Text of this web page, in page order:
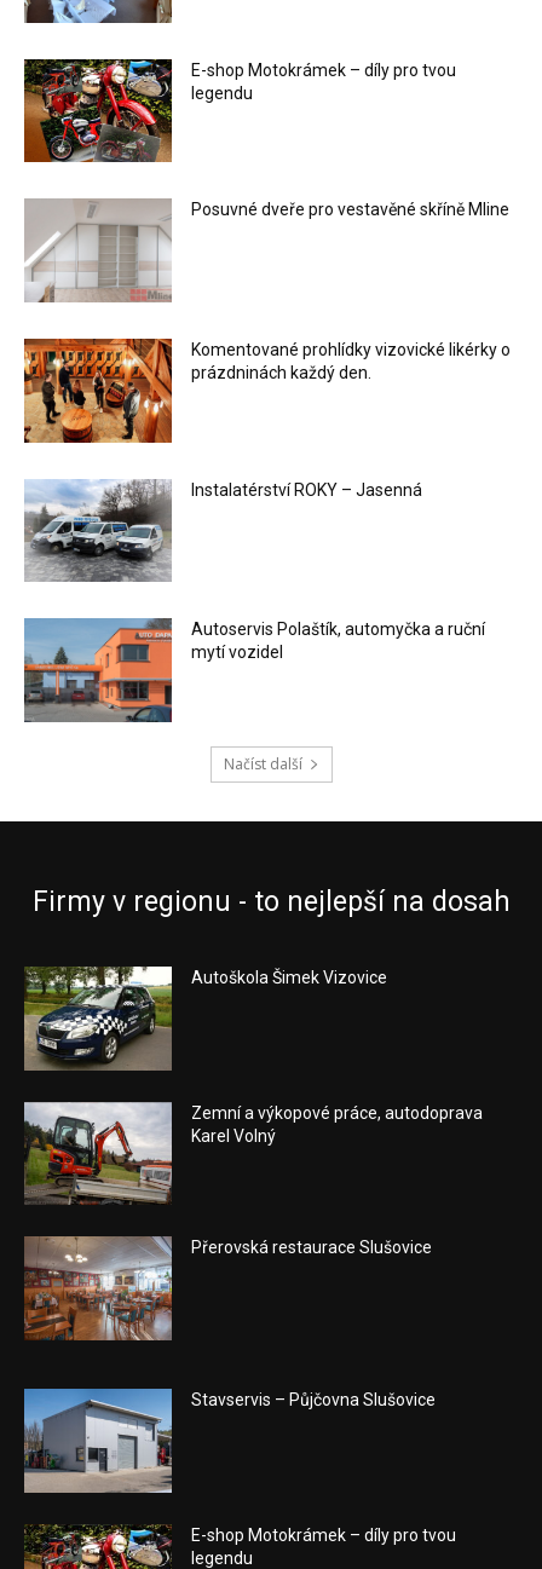
E-shop Motokrámek – díly pro tvou
legendu
Posuvné dveře pro vestavěné skříně Mline
Komentované prohlídky vizovické likérky o
prázdninách každý den.
Instalatérství ROKY – Jasenná
Autoservis Polaštík, automyčka a ruční
mytí vozidel
Načíst další
Firmy v regionu - to nejlepší na dosah
Autoškola Šimek Vizovice
Zemní a výkopové práce, autodoprava
Karel Volný
Přerovská restaurace Slušovice
Stavservis – Půjčovna Slušovice
E-shop Motokrámek – díly pro tvou
legendu